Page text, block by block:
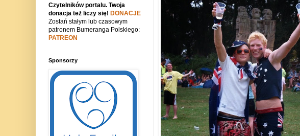
Czytelników portalu. Twoja
donacja też liczy się! DONACJE
Zostań stałym lub czasowym
patronem Bumeranga Polskiego:
PATREON
Sponsorzy